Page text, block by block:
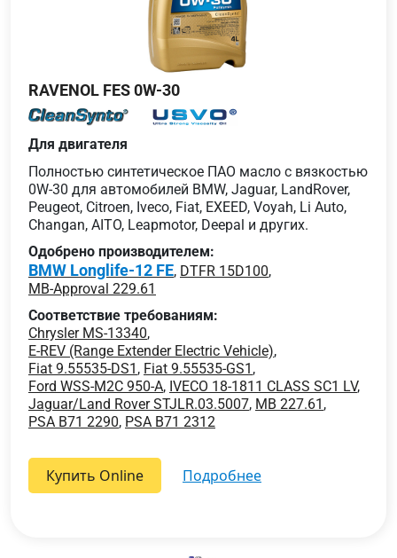
RAVENOL FES 0W-30
Для двигателя
Полностью синтетическое ПАО масло с вязкостью
0W-30 для автомобилей BMW, Jaguar, LandRover,
Peugeot, Citroen, Iveco, Fiat, EXEED, Voyah, Li Auto,
Changan, AITO, Leapmotor, Deepal и других.
Одобрено производителем:
BMW Longlife-12 FE, DTFR 15D100,
MB-Approval 229.61
Соответствие требованиям:
Chrysler MS-13340,
E-REV (Range Extender Electric Vehicle),
Fiat 9.55535-DS1 , Fiat 9.55535-GS1 ,
Ford WSS-M2C 950-A, IVECO 18-1811 CLASS SC1 LV,
Jaguar/Land Rover STJLR.03.5007, MB 227.61 ,
PSA B71 2290, PSA B71 2312
Купить Online подробнее